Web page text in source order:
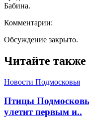
Бабина.
Комментарии:
Обсуждение закрыто.
Читайте также
Новости Подмосковья
Птицы
улетит первым и..